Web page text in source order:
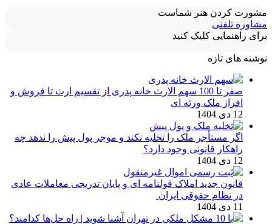
مشورت کردن هنر شماست
مشاوره تلفنی
برای راهنمایی کلیک کنید
نوشته های تازه
صفر تا 100 سهم الارث خانه پدری از تقسیم ارث تا فروش و
افراز ملک ورثه ای
12 دی 1404
اگر مستأجر ملک را تخلیه نکند و موجر پول پیش را ندهد چه
راهکار قانونی وجود دارد؟
12 دی 1404
قانون جدید املاک قولنامه ای و پایان تدریجی معاملات عادی
در نظام حقوقی ایران
11 دی 1404